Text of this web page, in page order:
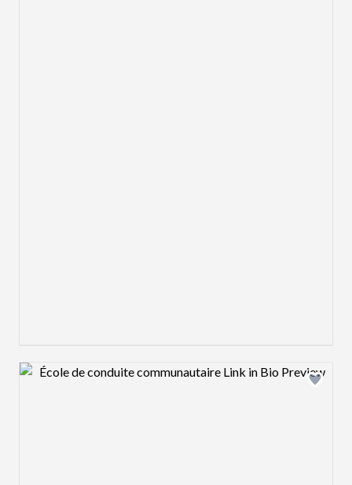
Design preview image